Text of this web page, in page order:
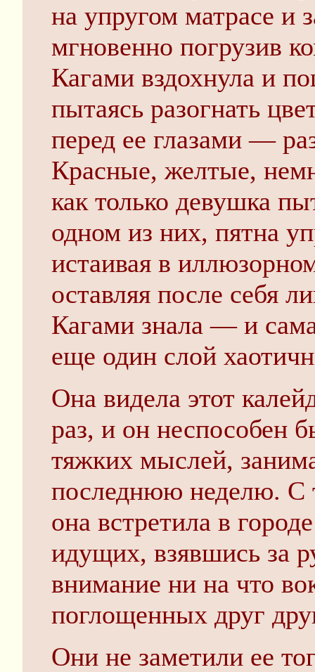
на упругом матрасе и
мгновенно погрузив
Кагами вздохнула и
пытаясь разогнать
перед ее глазами —
Красные, желтые,
как только девушка
одном из них, пятна
истаивая в
оставляя после себя
Кагами знала — и
еще один слой
Она видела этот
раз, и он неспособен
тяжких мыслей,
последнюю неделю. С
она встретила в
идущих, взявшись за
внимание ни на что
поглощенных друг
Они не заметили ее